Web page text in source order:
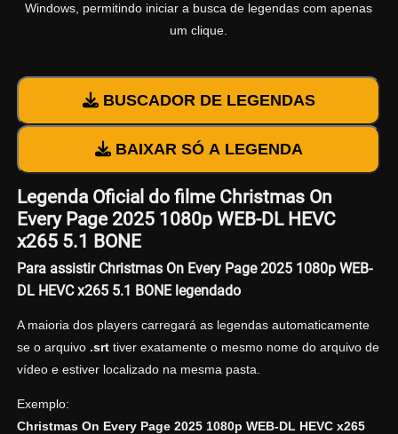
Windows, permitindo iniciar a busca de legendas com apenas
um clique.
BUSCADOR DE LEGENDAS
BAIXAR SÓ A LEGENDA
Legenda Oficial do filme Christmas On
Every Page 2025 1080p WEB-DL HEVC
x265 5.1 BONE
Para assistir Christmas On Every Page 2025 1080p WEB-
DL HEVC x265 5.1 BONE legendado
A maioria dos players carregará as legendas automaticamente
se o arquivo .srttiver exatamente o mesmo nome do arquivo de
vídeo e estiver localizado na mesma pasta.
Exemplo:
Christmas On Every Page 2025 1080p WEB-DL HEVC x265